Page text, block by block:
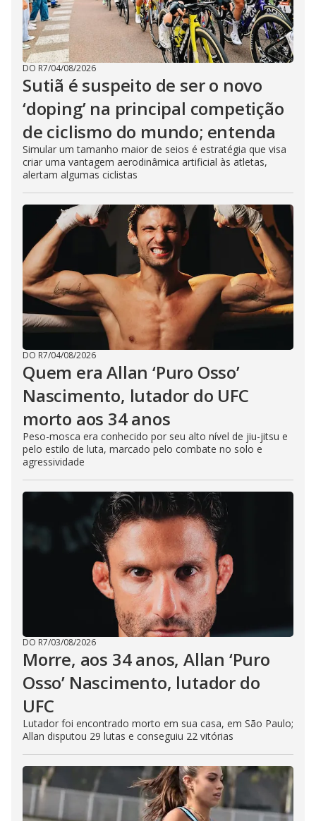
DO R7/04/08/2026
Sutiã é suspeito de ser o novo
‘doping’ na principal competição
de ciclismo do mundo; entenda
Simular um tamanho maior de seios é estratégia que visa
criar uma vantagem aerodinâmica artificial às atletas,
alertam algumas ciclistas
DO R7/04/08/2026
Quem era Allan ‘Puro Osso’
Nascimento, lutador do UFC
morto aos 34 anos
Peso-mosca era conhecido por seu alto nível de jiu-jitsu e
pelo estilo de luta, marcado pelo combate no solo e
agressividade
DO R7/03/08/2026
Morre, aos 34 anos, Allan ‘Puro
Osso’ Nascimento, lutador do
UFC
Lutador foi encontrado morto em sua casa, em São Paulo;
Allan disputou 29 lutas e conseguiu 22 vitórias